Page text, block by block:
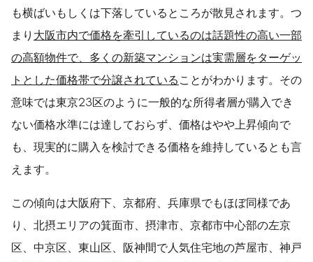
も横ばいもしくは下落しているところが散見されます。つ
まり 大阪市内で価格を牽引しているのは話題性の高い一部
の高額物件で、多くの新築マンションは実需層をターゲッ
トとした価格帯で分譲されている ことがわかります。その
意味では東京23区のように一般的な所得者層が購入でき
ない価格水準には達しておらず、価格はやや上昇傾向で
も、現実的に購入を検討できる価格を維持しているとも言
えます。
この傾向は大阪府下、京都府、兵庫県でもほぼ同様であ
り、北摂エリアの箕面市、摂津市、京都市中心部の左京
区、中京区、東山区、阪神間で人気住宅地の芦屋市、神戸